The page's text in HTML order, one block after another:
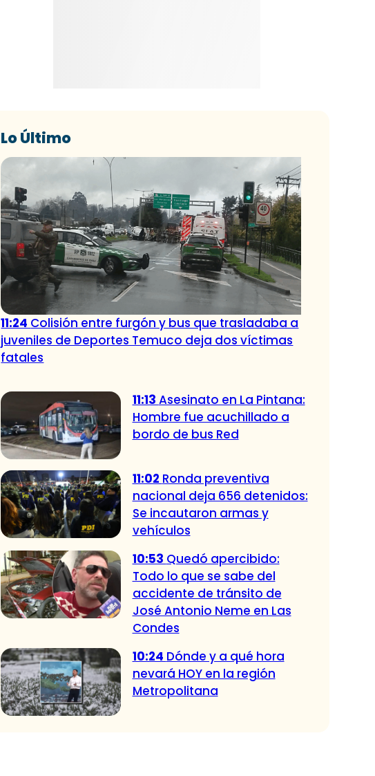
Lo Último
11:24 Colisión entre furgón y bus que trasladaba a
juveniles de Deportes Temuco deja dos víctimas
fatales
11:13 Asesinato en La Pintana:
Hombre fue acuchillado a
bordo de bus Red
11:02 Ronda preventiva
nacional deja 656 detenidos:
Se incautaron armas y
vehículos
10:53 Quedó apercibido:
Todo lo que se sabe del
accidente de tránsito de
José Antonio Neme en Las
Condes
10:24 Dónde y a qué hora
nevará HOY en la región
Metropolitana